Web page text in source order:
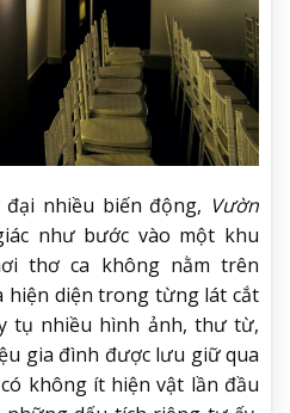
nhiều biến động, Vườn
như bước vào một khu
thơ ca không nằm trên
hiện diện trong từng lát cắt
tụ nhiều hình ảnh, thư từ,
gia đình được lưu giữ qua
không ít hiện vật lần đầu